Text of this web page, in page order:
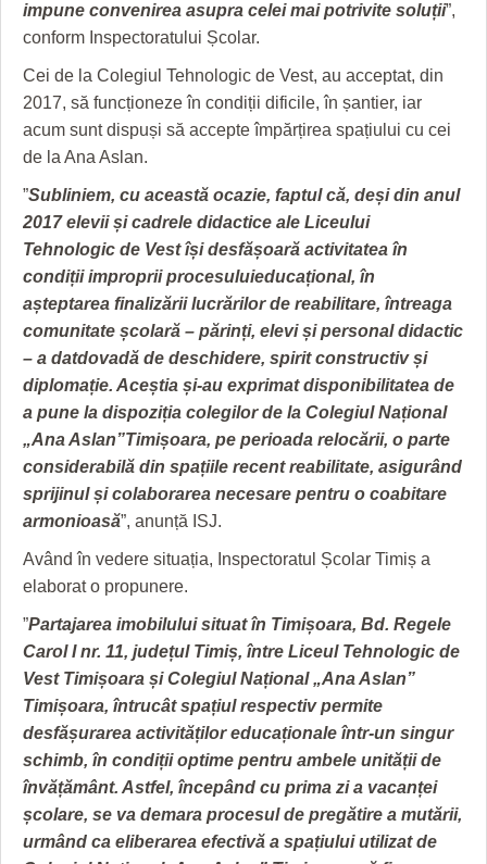
impune convenirea asupra celei mai potrivite soluții”,
conform Inspectoratului Școlar.
Cei de la Colegiul Tehnologic de Vest, au acceptat, din
2017, să funcționeze în condiții dificile, în șantier, iar
acum sunt dispuși să accepte împărțirea spațiului cu cei
de la Ana Aslan.
”Subliniem, cu această ocazie, faptul că, deși din anul
2017 elevii și cadrele didactice ale Liceului
Tehnologic de Vest își desfășoară activitatea în
condiții improprii procesuluieducațional, în
așteptarea finalizării lucrărilor de reabilitare, întreaga
comunitate școlară – părinți, elevi și personal didactic
– a datdovadă de deschidere, spirit constructiv și
diplomație. Aceștia și-au exprimat disponibilitatea de
a pune la dispoziția colegilor de la Colegiul Național
„Ana Aslan”Timișoara, pe perioada relocării, o parte
considerabilă din spațiile recent reabilitate, asigurând
sprijinul și colaborarea necesare pentru o coabitare
armonioasă”, anunță ISJ.
Având în vedere situația, Inspectoratul Școlar Timiș a
elaborat o propunere.
”Partajarea imobilului situat în Timișoara, Bd. Regele
Carol I nr. 11, județul Timiș, între Liceul Tehnologic de
Vest Timișoara și Colegiul Național „Ana Aslan”
Timișoara, întrucât spațiul respectiv permite
desfășurarea activităților educaționale într-un singur
schimb, în condiții optime pentru ambele unității de
învățământ. Astfel, începând cu prima zi a vacanței
școlare, se va demara procesul de pregătire a mutării,
urmând ca eliberarea efectivă a spațiului utilizat de